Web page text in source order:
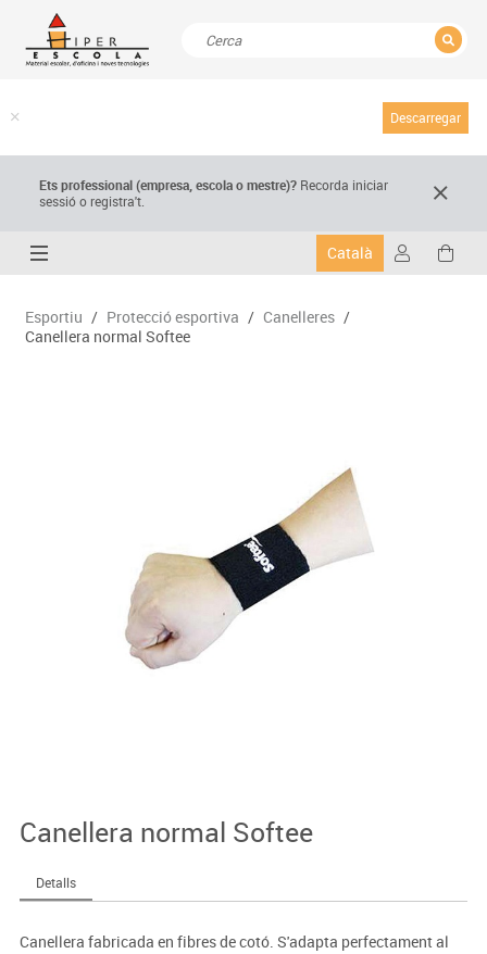
Descarregar
Ets professional (empresa,escola o mestre)? Recorda iniciar
sessió o registra't.
Català
Esportiu / Protecció esportiva / Canelleres /
Canellera normal Softee
Canellera normal Softee
Detalls
Canellera fabricada en fibres de cotó. S'adapta perfectament al